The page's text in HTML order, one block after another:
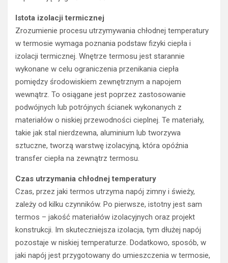
Istota izolacji termicznej
Zrozumienie procesu utrzymywania chłodnej temperatury
w termosie wymaga poznania podstaw fizyki ciepła i
izolacji termicznej. Wnętrze termosu jest starannie
wykonane w celu ograniczenia przenikania ciepła
pomiędzy środowiskiem zewnętrznym a napojem
wewnątrz. To osiągane jest poprzez zastosowanie
podwójnych lub potrójnych ścianek wykonanych z
materiałów o niskiej przewodności cieplnej. Te materiały,
takie jak stal nierdzewna, aluminium lub tworzywa
sztuczne, tworzą warstwę izolacyjną, która opóźnia
transfer ciepła na zewnątrz termosu.
Czas utrzymania chłodnej temperatury
Czas, przez jaki termos utrzyma napój zimny i świeży,
zależy od kilku czynników. Po pierwsze, istotny jest sam
termos – jakość materiałów izolacyjnych oraz projekt
konstrukcji. Im skuteczniejsza izolacja, tym dłużej napój
pozostaje w niskiej temperaturze. Dodatkowo, sposób, w
jaki napój jest przygotowany do umieszczenia w termosie,